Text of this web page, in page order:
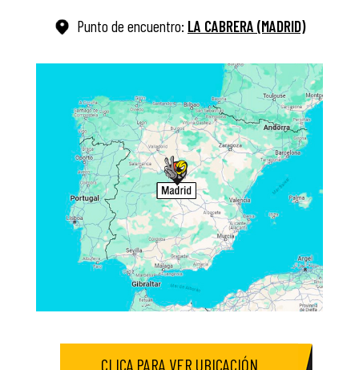
Punto de encuentro: LA CABRERA (MADRID)
CLICA PARA VER UBICACIÓN